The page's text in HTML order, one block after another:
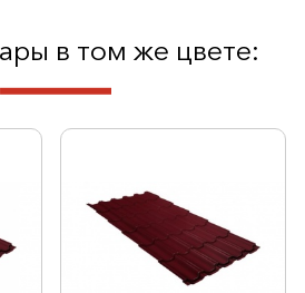
в том же цвете: